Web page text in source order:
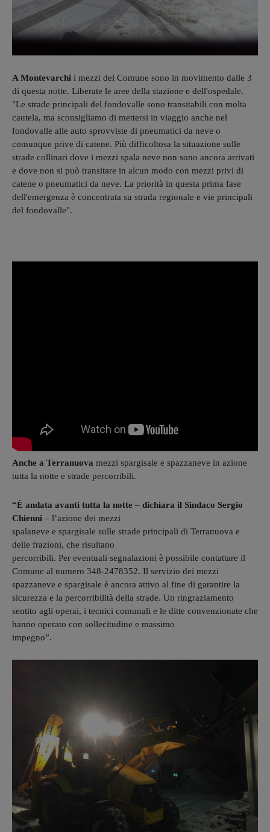
A Montevarchi i mezzi del Comune sono in movimento dalle 3
di questa notte. Liberate le aree della stazione e dell'ospedale.
"Le strade principali del fondovalle sono transitabili con molta
cautela, ma sconsigliamo di mettersi in viaggio anche nel
fondovalle alle auto sprovviste di pneumatici da neve o
comunque prive di catene. Più difficoltosa la situazione sulle
strade collinari dove i mezzi spala neve non sono ancora arrivati
e dove non si può transitare in alcun modo con mezzi privi di
catene o pneumatici da neve. La priorità in questa prima fase
dell'emergenza è concentrata su strada regionale e vie principali
del fondovalle".
Anche a Terranuova mezzi spargisale e spazzaneve in azione
tutta la notte e strade percorribili.
“È andata avanti tutta la notte – dichiara il Sindaco Sergio
Chienni – l’azione dei mezzi
spalaneve e spargisale sulle strade principali di Terranuova e
delle frazioni, che risultano
percorribili. Per eventuali segnalazioni è possibile contattare il
Comune al numero 348-2478352. Il servizio dei mezzi
spazzaneve e spargisale è ancora attivo al fine di garantire la
sicurezza e la percorribilità della strade. Un ringraziamento
sentito agli operai, i tecnici comunali e le ditte convenzionate che
hanno operato con sollecitudine e massimo
impegno”.